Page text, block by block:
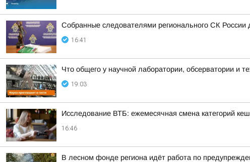
Собранные следователями регионального СК России
16:41
Что общего у научной лаборатории, обсерватории и
19:03
Исследование ВТБ: ежемесячная смена категорий
16:46
В лесном фонде региона идёт работа по